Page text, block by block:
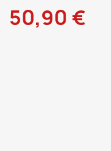
50,90 €